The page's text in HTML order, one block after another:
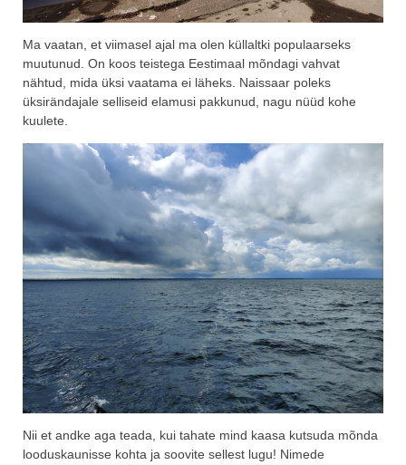
Ma vaatan, et viimasel ajal ma olen küllaltki populaarseks
muutunud. On koos teistega Eestimaal mõndagi vahvat
nähtud, mida üksi vaatama ei läheks. Naissaar poleks
üksirändajale selliseid elamusi pakkunud, nagu nüüd kohe
kuulete.
Nii et andke aga teada, kui tahate mind kaasa kutsuda mõnda
looduskaunisse kohta ja soovite sellest lugu! Nimede